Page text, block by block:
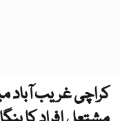
کراچی غریب